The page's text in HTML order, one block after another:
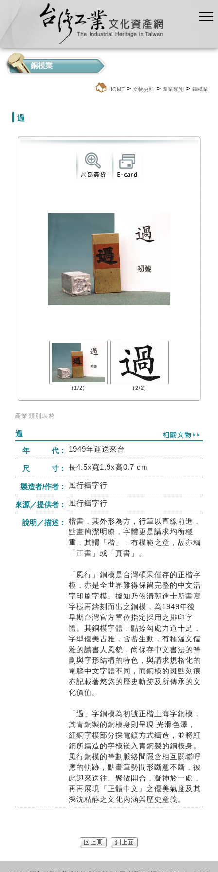
銅模業
HOME > 文物史料 > 產業類別 > 銅模業
過
(1/2) (2/2)
產業類別表格
過
年 代：
1949年運送來台
尺 寸： 長4.5x寬1.9x高0.7 cm
製造者/作者： 風行鑄字行
來源／提供者： 風行鑄字行
說明／描述：
楷書，其外形為方，行筆以直線前進，
點畫簡潔明瞭，字體更是講求均衡穩
重，其謂「楷」，有模範之意，故亦稱
「正書」或「真書」。
「風行」銅模是台灣碩果僅存的正楷字
模，亦是全世界難得保留完整的中文活
字印刷字模。據知乃依清朝進士所書寫
字樣再鑄刻而出之銅模，為1949年後
早期台灣官方單位指定採用之排印字
體。其銅模字體，點捺勾處力道十足，
字型優美古雅，含蓄生動，有種溫文儒
雅的讀書人風貌，尚保存中文書法的筆
劃與字形結構的特色，與講求規格化的
電腦中文字體不同，而銅模的斑點刻痕
亦記載著悠悠的歷史軌跡及所傳承的文
化價值。
「過」字銅模為初號正楷上海字銅模，
其青銅製的銅模身則呈現 光滑色澤，
紅銅字模部分採電鍍方式鑄造，並將紅
銅所鑄造的字模嵌入青銅製的銅模身。
風行銅模的筆劃脈絡間隱含相互關聯呼
應的軌跡，點畫筆勢間形斷意不斷，彼
此迎來送往、聚散開合，凝神於一處，
再再展現『正體中文』之優美氣度及其
深沈精醇之文化內涵與歷史意義。